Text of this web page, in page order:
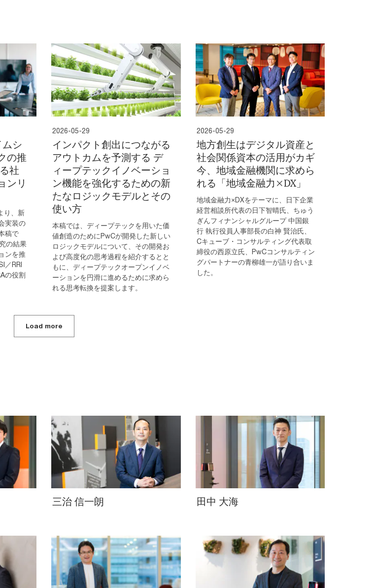
ムシ
の推
社
ンリ
り、新
実装の
稿で
の結果
ンを推
／RRI
の役割
2026-05-29
インパクト創出につながる
アウトカムを予測する デ
ィープテックイノベーショ
ン機能を強化するための新
たなロジックモデルとその
使い方
本稿では、ディープテックを用いた価
値創造のためにPwCが開発した新しい
ロジックモデルについて、その開発お
よび高度化の思考過程を紹介するとと
もに、ディープテックオープンイノベ
ーションを円滑に進めるために求めら
れる思考転換を提案します。
2026-05-29
地方創生はデジタル資産と
社会関係資本の活用がカギ
今、地域金融機関に求めら
れる「地域金融力×DX」
地域金融力×DXをテーマに、日下企業
経営相談所代表の日下智晴氏、ちゅう
ぎんフィナンシャルグループ 中国銀
行 執行役員人事部長の白神 賢治氏、
Cキューブ・コンサルティング代表取
締役の西原立氏、PwCコンサルティン
グパートナーの青柳雄一が語り合いま
した。
Load more
三治 信一朗 田中 大海